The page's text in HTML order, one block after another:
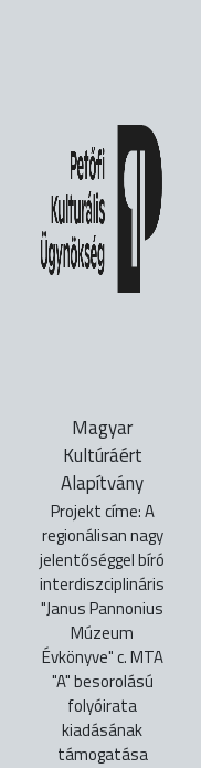
Magyar
Kultúráért
Alapítvány
Projekt címe: A
regionálisan nagy
jelentőséggel bíró
interdiszciplináris
"Janus Pannonius
Múzeum
Évkönyve" c. MTA
"A" besorolású
folyóirata
kiadásának
támogatása